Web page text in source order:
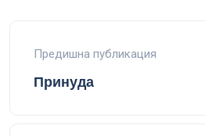
Предишна публикация
Принуда